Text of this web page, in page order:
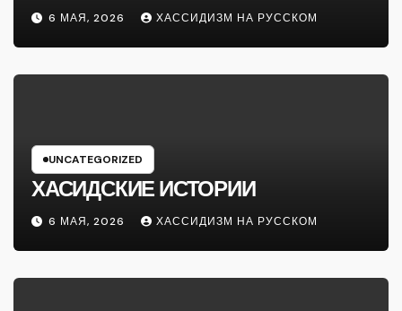
6 МАЯ, 2026 ХАССИДИЗМ НА РУССКОМ
UNCATEGORIZED
ХАСИДСКИЕ ИСТОРИИ
6 МАЯ, 2026 ХАССИДИЗМ НА РУССКОМ